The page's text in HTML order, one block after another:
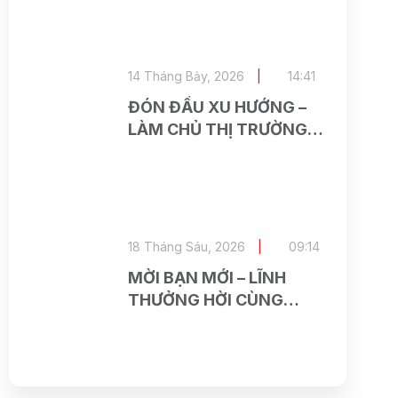
ĐÓN ĐẦU XU HƯỚNG –
LÀM CHỦ THỊ TRƯỜNG
14 Tháng Bảy, 2026 14:41
MỜI BẠN MỚI – LĨNH
THƯỞNG HỜI CÙNG
18 Tháng Sáu, 2026 09:14